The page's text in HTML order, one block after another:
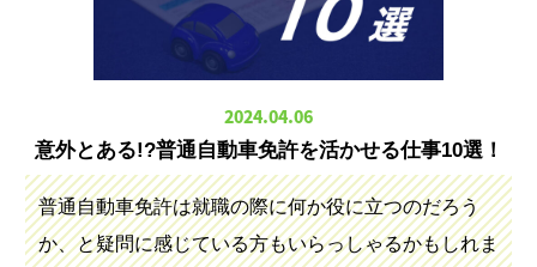
2024.04.06
意外とある!?普通自動車免許を活かせる仕事10選！
普通自動車免許は就職の際に何か役に立つのだろう
か、と疑問に感じている方もいらっしゃるかもしれま